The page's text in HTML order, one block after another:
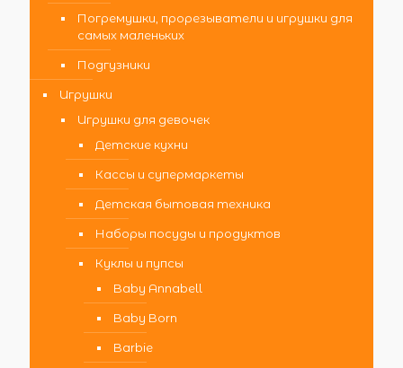
Погремушки, прорезыватели и игрушки для
самых маленьких
Подгузники
Игрушки
Игрушки для девочек
Детские кухни
Кассы и супермаркеты
Детская бытовая техника
Наборы посуды и продуктов
Куклы и пупсы
Baby Annabell
Baby Born
Barbie